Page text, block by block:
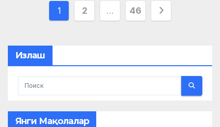
Posts
1 2 … 46
Излаш
Янги Мақолалар